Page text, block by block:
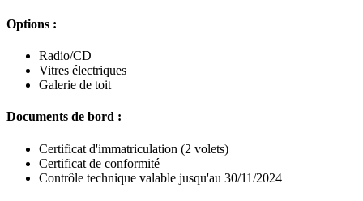
Options :
Radio/CD
Vitres électriques
Galerie de toit
Documents de bord :
Certificat d'immatriculation (2 volets)
Certificat de conformité
Contrôle technique valable jusqu'au 30/11/2024